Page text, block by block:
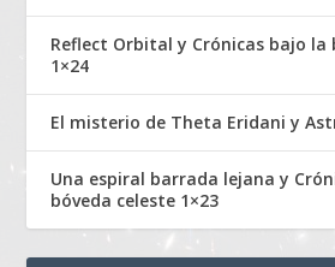
Reflect Orbital y Crónicas bajo la
1×24
El misterio de Theta Eridani y
Una espiral barrada lejana y
bóveda celeste 1×23